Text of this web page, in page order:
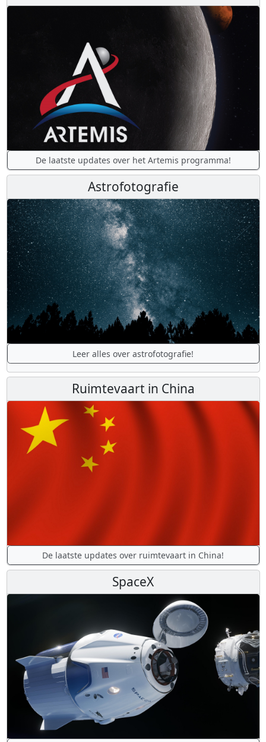
De laatste updates over het Artemis programma!
Astrofotografie
Leer alles over astrofotografie!
Ruimtevaart in China
De laatste updates over ruimtevaart in China!
SpaceX